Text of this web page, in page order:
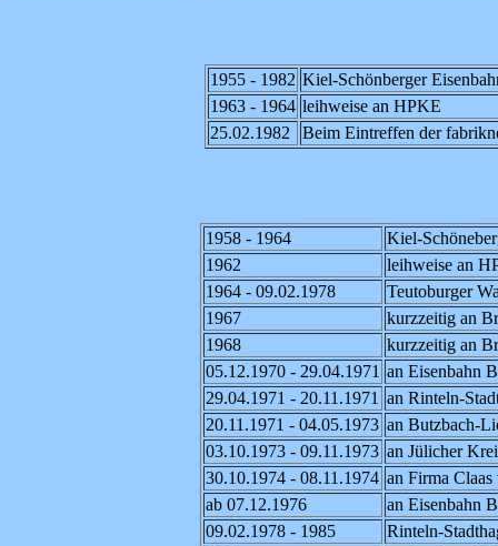
1955 - 1982 Kiel-Schönberger
1963 - 1964 leihweise an HPKE
25.02.1982
Beim Eintreffen der
1958 - 1964
Kiel-
1962
leihweise an
1964 - 09.02.1978
Teutoburger
1967
kurzzeitig an
1968
kurzzeitig an
05.12.1970 - 29.04.1971 an Eisenbahn
29.04.1971 - 20.11.1971 an Rinteln-
20.11.1971 - 04.05.1973 an Butzbach-
03.10.1973 - 09.11.1973 an Jülicher
30.10.1974 - 08.11.1974 an Firma Claas
ab 07.12.1976
an Eisenbahn
09.02.1978 - 1985
Rinteln-